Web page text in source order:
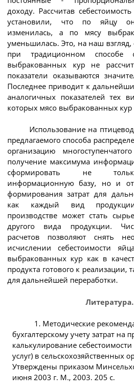
доходу. Рассчитав
установили, что по яйцу
изменилась, а по мясу
уменьшилась. Это, на наш взгляд,
при традиционном способе
выбракованных кур не
показатели оказываются
Последнее приводит к
аналогичных показателей тех
которых мясо выбракованных
Использование на
предлагаемого способа
организацию
получение максимума
сформировать не
информационную базу, но и
формирования затрат для
как каждый вид
производстве может стать
другого вида продукции.
расчетов позволяют снять
исчислении себестоимости
выбракованных кур как в
продукта готового к реализации,
для дальнейшей переработки.
Литература.
1. Методические
бухгалтерскому учету затрат на
калькулирование
услуг) в сельскохозяйственных
Утверждены приказом
июня 2003 г. М., 2003. 205 с.